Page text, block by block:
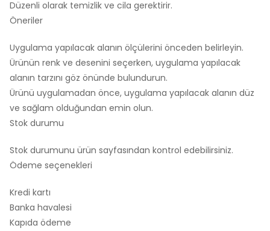
Düzenli olarak temizlik ve cila gerektirir.
Öneriler
Uygulama yapılacak alanın ölçülerini önceden belirleyin.
Ürünün renk ve desenini seçerken, uygulama yapılacak
alanın tarzını göz önünde bulundurun.
Ürünü uygulamadan önce, uygulama yapılacak alanın düz
ve sağlam olduğundan emin olun.
Stok durumu
Stok durumunu ürün sayfasından kontrol edebilirsiniz.
Ödeme seçenekleri
Kredi kartı
Banka havalesi
Kapıda ödeme